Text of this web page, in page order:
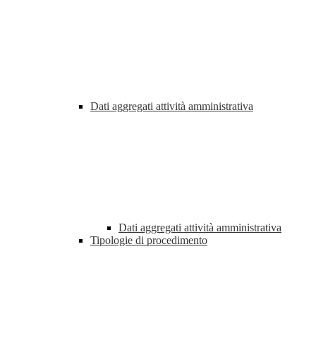
Dati aggregati attività amministrativa
Dati aggregati attività amministrativa
Tipologie di procedimento